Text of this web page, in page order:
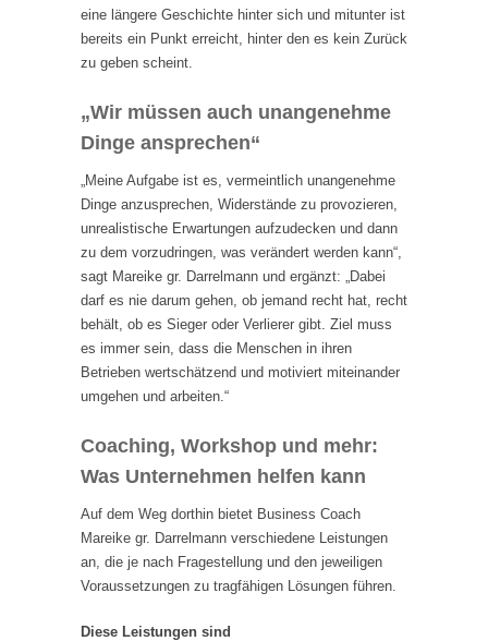
eine längere Geschichte hinter sich und mitunter ist
bereits ein Punkt erreicht, hinter den es kein Zurück
zu geben scheint.
„Wir müssen auch unangenehme
Dinge ansprechen“
„Meine Aufgabe ist es, vermeintlich unangenehme
Dinge anzusprechen, Widerstände zu provozieren,
unrealistische Erwartungen aufzudecken und dann
zu dem vorzudringen, was verändert werden kann“,
sagt Mareike gr. Darrelmann und ergänzt: „Dabei
darf es nie darum gehen, ob jemand recht hat, recht
behält, ob es Sieger oder Verlierer gibt. Ziel muss
es immer sein, dass die Menschen in ihren
Betrieben wertschätzend und motiviert miteinander
umgehen und arbeiten.“
Coaching, Workshop und mehr:
Was Unternehmen helfen kann
Auf dem Weg dorthin bietet Business Coach
Mareike gr. Darrelmann verschiedene Leistungen
an, die je nach Fragestellung und den jeweiligen
Voraussetzungen zu tragfähigen Lösungen führen.
Diese Leistungen sind